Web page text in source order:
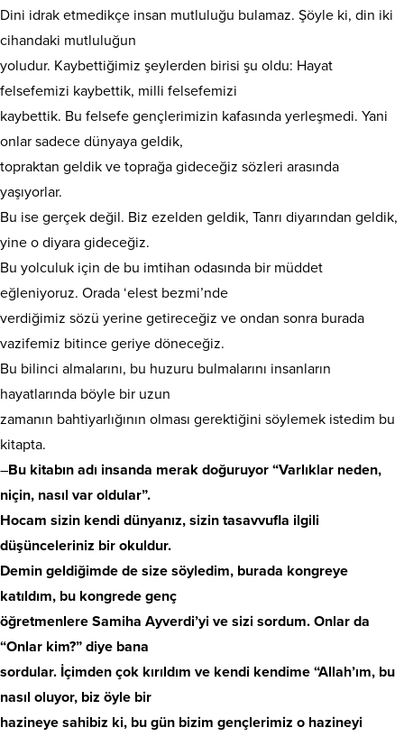
Dini idrak etmedikçe insan mutluluğu bulamaz. Şöyle ki, din iki
cihandaki mutluluğun
yoludur. Kaybettiğimiz şeylerden birisi şu oldu: Hayat
felsefemizi kaybettik, milli felsefemizi
kaybettik. Bu felsefe gençlerimizin kafasında yerleşmedi. Yani
onlar sadece dünyaya geldik,
topraktan geldik ve toprağa gideceğiz sözleri arasında
yaşıyorlar.
Bu ise gerçek değil. Biz ezelden geldik, Tanrı diyarından geldik,
yine o diyara gideceğiz.
Bu yolculuk için de bu imtihan odasında bir müddet
eğleniyoruz. Orada ‘elest bezmi’nde
verdiğimiz sözü yerine getireceğiz ve ondan sonra burada
vazifemiz bitince geriye döneceğiz.
Bu bilinci almalarını, bu huzuru bulmalarını insanların
hayatlarında böyle bir uzun
zamanın bahtiyarlığının olması gerektiğini söylemek istedim bu
kitapta.
–Bu kitabın adı insanda merak doğuruyor “Varlıklar neden,
niçin, nasıl var oldular”.
Hocam sizin kendi dünyanız, sizin tasavvufla ilgili
düşünceleriniz bir okuldur.
Demin geldiğimde de size söyledim, burada kongreye
katıldım, bu kongrede genç
öğretmenlere Samiha Ayverdi’yi ve sizi sordum. Onlar da
“Onlar kim?” diye bana
sordular. İçimden çok kırıldım ve kendi kendime “Allah’ım, bu
nasıl oluyor, biz öyle bir
hazineye sahibiz ki, bu gün bizim gençlerimiz o hazineyi